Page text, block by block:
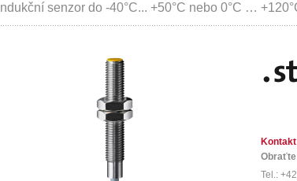
Indukční senzor do -40°C... +50°C nebo 0°C …
Kontakt
Obraťte
Tel.: